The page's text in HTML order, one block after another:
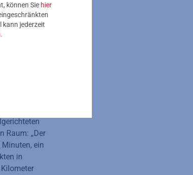
können Sie hier
kann jederzeit
. und Kunden
Raum: „Der
ein
in